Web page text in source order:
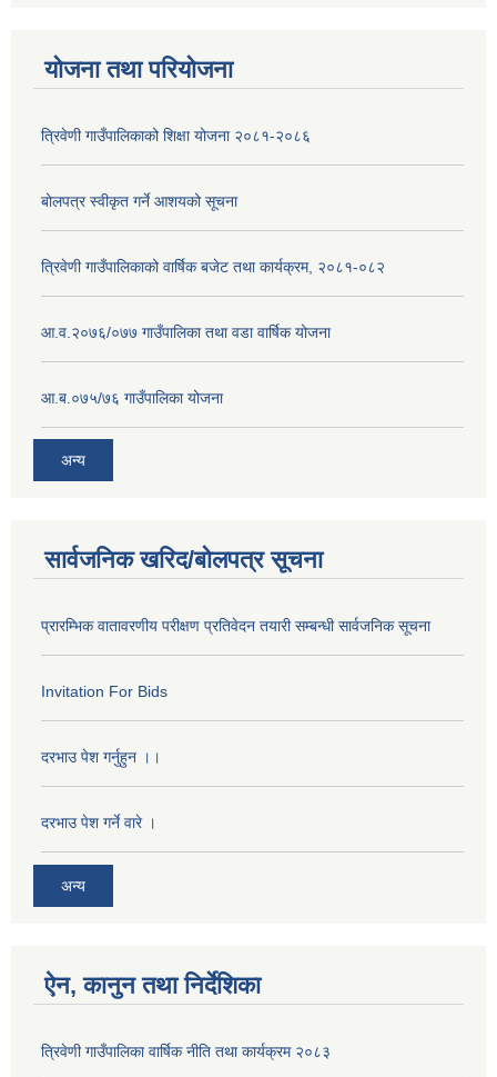
योजना तथा परियोजना
त्रिवेणी गाउँपालिकाको शिक्षा योजना २०८१-२०८६
बोलपत्र स्वीकृत गर्ने आशयको सूचना
त्रिवेणी गाउँपालिकाको वार्षिक बजेट तथा कार्यक्रम, २०८१-०८२
आ.व.२०७६/०७७ गाउँपालिका तथा वडा वार्षिक योजना
आ.ब.०७५/७६ गाउँपालिका योजना
अन्य
सार्वजनिक खरिद/बोलपत्र सूचना
प्रारम्भिक वातावरणीय परीक्षण प्रतिवेदन तयारी सम्बन्धी सार्वजनिक सूचना
Invitation For Bids
दरभाउ पेश गर्नुहुन ।।
दरभाउ पेश गर्ने वारे ।
अन्य
ऐन, कानुन तथा निर्देशिका
त्रिवेणी गाउँपालिका वार्षिक नीति तथा कार्यक्रम २०८३